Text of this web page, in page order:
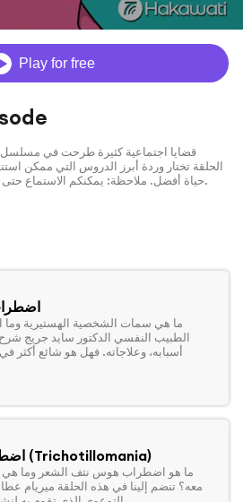
Play for free
الحلقة تختار وردة أبرز الدروس التي ممكن
حياة أفضل. ملاحظة: يمكنكم الاستماع
‏ما هي سمات الشخصية الهستيرية وما
الطبيب النفسي الدكتور سايد جريج
أسبابه، وعلاجاته. فهل هو شائع أكثر
اضطراب هوس نتف الشعر (Trichotillomania)
‏ما هو اضطراب هوس نتف الشعر وما هي
معه؟ تنضم إلينا في هذه الحلقة ميريام